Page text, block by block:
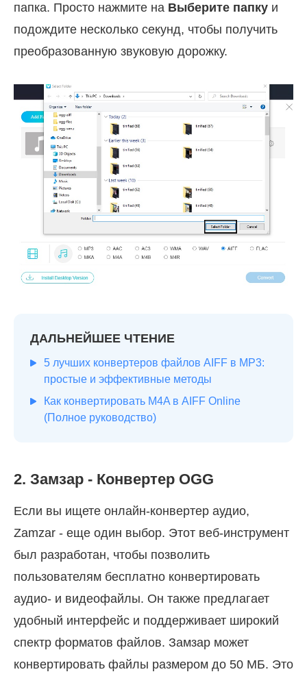
папка. Просто нажмите на Выберите папку и
подождите несколько секунд, чтобы получить
преобразованную звуковую дорожку.
ДАЛЬНЕЙШЕЕ ЧТЕНИЕ
5 лучших конвертеров файлов AIFF в MP3:
простые и эффективные методы
Как конвертировать M4A в AIFF Online
(Полное руководство)
2. Замзар - Конвертер OGG
Если вы ищете онлайн-конвертер аудио,
Zamzar - еще один выбор. Этот веб-инструмент
был разработан, чтобы позволить
пользователям бесплатно конвертировать
аудио- и видеофайлы. Он также предлагает
удобный интерфейс и поддерживает широкий
спектр форматов файлов. Замзар может
конвертировать файлы размером до 50 МБ. Это